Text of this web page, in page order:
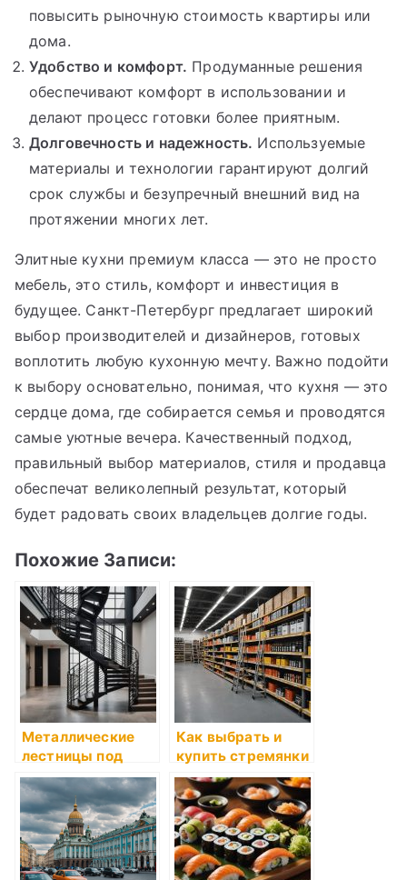
повысить рыночную стоимость квартиры или
дома.
Удобство и комфорт. Продуманные решения
обеспечивают комфорт в использовании и
делают процесс готовки более приятным.
Долговечность и надежность. Используемые
материалы и технологии гарантируют долгий
срок службы и безупречный внешний вид на
протяжении многих лет.
Элитные кухни премиум класса — это не просто
мебель, это стиль, комфорт и инвестиция в
будущее. Санкт-Петербург предлагает широкий
выбор производителей и дизайнеров, готовых
воплотить любую кухонную мечту. Важно подойти
к выбору основательно, понимая, что кухня — это
сердце дома, где собирается семья и проводятся
самые уютные вечера. Качественный подход,
правильный выбор материалов, стиля и продавца
обеспечат великолепный результат, который
будет радовать своих владельцев долгие годы.
Похожие Записи:
Металлические
лестницы под
ключ в Санкт-
Петербурге:
качество,
надежность,
индивидуальный
подход
Как выбрать и
купить стремянки
«Новая Высота» в
Санкт-
Петербурге